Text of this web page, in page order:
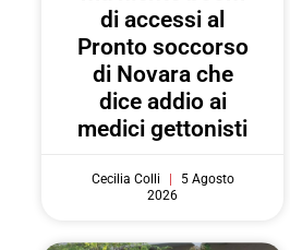
di accessi al
Pronto soccorso
di Novara che
dice addio ai
medici gettonisti
Cecilia Colli
5 Agosto
2026